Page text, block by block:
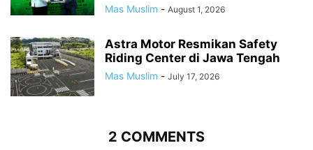
Mas Muslim - August 1, 2026
Astra Motor Resmikan Safety
Riding Center di Jawa Tengah
Mas Muslim - July 17, 2026
2 COMMENTS